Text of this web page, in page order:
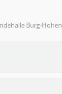
Burg-